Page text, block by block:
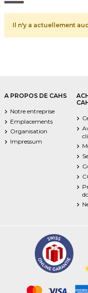
Il n'y a actuellement
A PROPOS DE CAHS
Notre entreprise
Emplacements
Organisation
Impressum